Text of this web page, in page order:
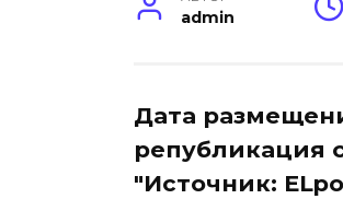
admin
Дата
републикация
"Источник: